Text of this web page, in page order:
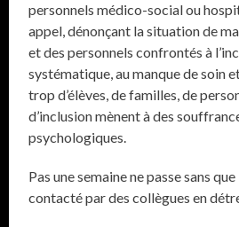
personnels médico-social ou
appel, dénonçant la situation de
et des personnels confrontés à
systématique, au manque de soin
trop d’élèves, de familles, de
d’inclusion mènent à des
psychologiques.
Pas une semaine ne passe sans
contacté par des collègues en